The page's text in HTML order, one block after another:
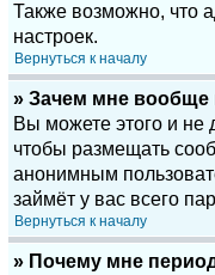
Также возможно, что
настроек.
Вернуться к началу
» Зачем мне вообще
Вы можете этого и не
чтобы размещать
анонимным
займёт у вас всего
Вернуться к началу
» Почему мне